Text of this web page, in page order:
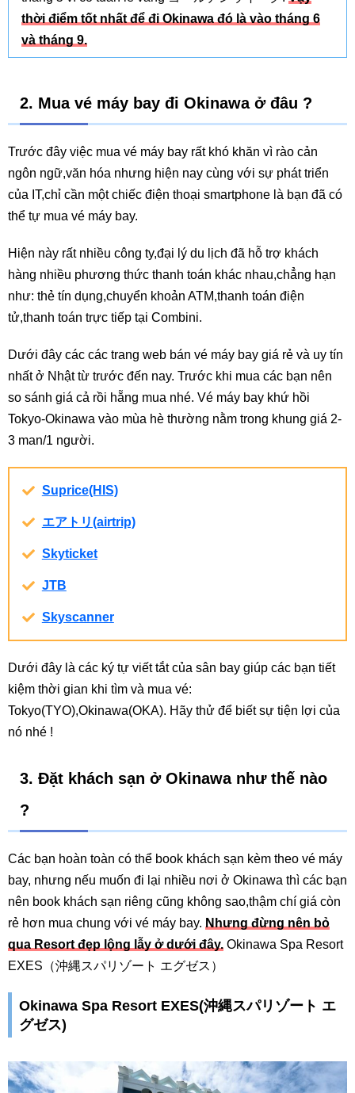
thời điểm tốt nhất để đi Okinawa đó là vào tháng 6
và tháng 9.
2. Mua vé máy bay đi Okinawa ở đâu ?
Trước đây việc mua vé máy bay rất khó khăn vì rào cản
ngôn ngữ,văn hóa nhưng hiện nay cùng với sự phát triển
của IT,chỉ cần một chiếc điện thoại smartphone là bạn đã có
thể tự mua vé máy bay.
Hiện này rất nhiều công ty,đại lý du lịch đã hỗ trợ khách
hàng nhiều phương thức thanh toán khác nhau,chẳng hạn
như: thẻ tín dụng,chuyển khoản ATM,thanh toán điện
tử,thanh toán trực tiếp tại Combini.
Dưới đây các các trang web bán vé máy bay giá rẻ và uy tín
nhất ở Nhật từ trước đến nay. Trước khi mua các bạn nên
so sánh giá cả rồi hẵng mua nhé. Vé máy bay khứ hồi
Tokyo-Okinawa vào mùa hè thường nằm trong khung giá 2-
3 man/1 người.
Suprice(HIS)
エアトリ(airtrip)
Skyticket
JTB
Skyscanner
Dưới đây là các ký tự viết tắt của sân bay giúp các bạn tiết
kiệm thời gian khi tìm và mua vé:
Tokyo(TYO),Okinawa(OKA). Hãy thử để biết sự tiện lợi của
nó nhé !
3. Đặt khách sạn ở Okinawa như thế nào
?
Các bạn hoàn toàn có thể book khách sạn kèm theo vé máy
bay, nhưng nếu muốn đi lại nhiều nơi ở Okinawa thì các bạn
nên book khách sạn riêng cũng không sao,thậm chí giá còn
rẻ hơn mua chung với vé máy bay. Nhưng đừng nên bỏ
qua Resort đẹp lộng lẫy ở dưới đây. Okinawa Spa Resort
EXES（沖縄スパリゾート エグゼス）
Okinawa Spa Resort EXES(沖縄スパリゾート エ
グゼス)